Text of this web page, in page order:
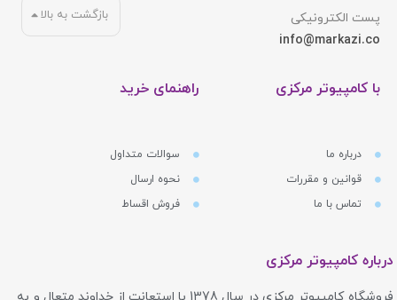
پست الکترونیکی
info@markazi.co
با کامپیوتر مرکزی
درباره ما
قوانین و مقررات
تماس با ما
راهنمای خرید
سوالات متداول
نحوه ارسال
فروش اقساط
بازگشت به بالا
درباره کامپیوتر مرکزی